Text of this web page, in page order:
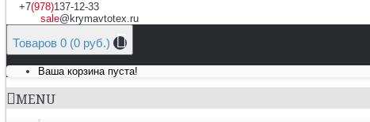
+7(978)137-12-33
sale@krymavtotex.ru
Товаров 0 (0 руб.)
Ваша корзина пуста!
MENU